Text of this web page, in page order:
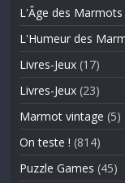
L'Âge des Marmots
L'Humeur des
Livres-Jeux (17)
Livres-Jeux (23)
Marmot vintage (5)
On teste ! (814)
Puzzle Games (45)